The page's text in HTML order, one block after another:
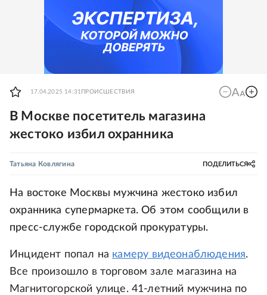
17.04.2025 14:31 ПРОИСШЕСТВИЯ
В Москве посетитель магазина
жестоко избил охранника
Татьяна Ковлягина ПОДЕЛИТЬСЯ
На востоке Москвы мужчина жестоко избил
охранника супермаркета. Об этом сообщили в
пресс-службе городской прокуратуры.
Инцидент попал на камеру видеонаблюдения.
Все произошло в торговом зале магазина на
Магнитогорской улице. 41-летний мужчина по